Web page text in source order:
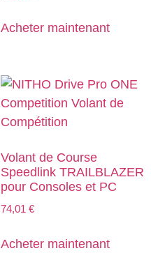
Acheter maintenant
Volant de Course
Speedlink TRAILBLAZER
pour Consoles et PC
74,01 €
Acheter maintenant